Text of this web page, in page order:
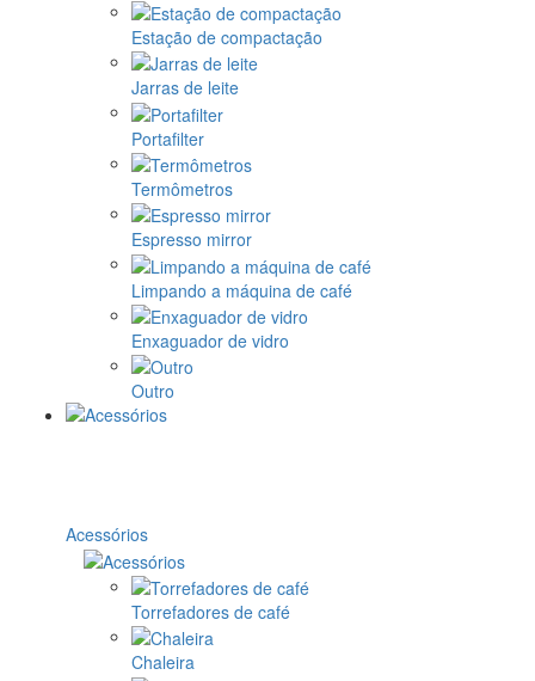
Estação de compactação
Jarras de leite
Portafilter
Termômetros
Espresso mirror
Limpando a máquina de café
Enxaguador de vidro
Outro
Acessórios
Torrefadores de café
Chaleira